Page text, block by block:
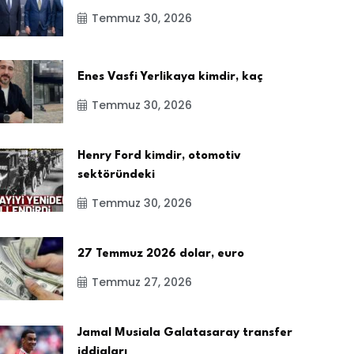
Temmuz 30, 2026
Enes Vasfi Yerlikaya kimdir, kaç
Temmuz 30, 2026
Henry Ford kimdir, otomotiv
sektöründeki
Temmuz 30, 2026
27 Temmuz 2026 dolar, euro
Temmuz 27, 2026
Jamal Musiala Galatasaray transfer